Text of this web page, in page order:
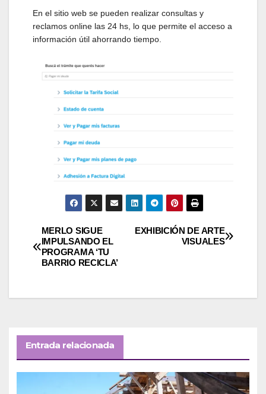
En el sitio web se pueden realizar consultas y
reclamos online las 24 hs, lo que permite el acceso a
información útil ahorrando tiempo.
Navegación
de
EXHIBICIÓN DE ARTE
VISUALES
MERLO SIGUE
IMPULSANDO EL
PROGRAMA ‘TU
BARRIO RECICLA’
Entrada relacionada